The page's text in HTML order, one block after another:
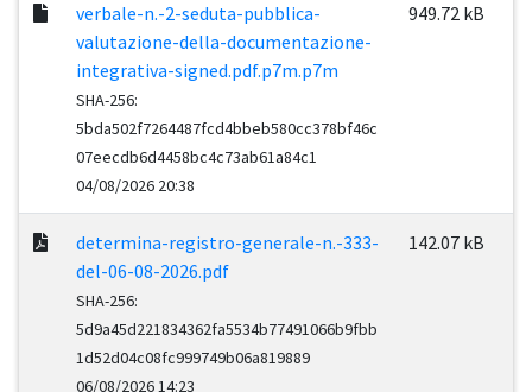
verbale-n.-2-seduta-pubblica-
valutazione-della-documentazione-
integrativa-signed.pdf.p7m.p7m
SHA-256:
5bda502f7264487fcd4bbeb580cc378bf46c
07eecdb6d4458bc4c73ab61a84c1
04/08/2026 20:38
949.72 kB
determina-registro-generale-n.-333-
del-06-08-2026.pdf
SHA-256:
5d9a45d221834362fa5534b77491066b9fbb
1d52d04c08fc999749b06a819889
06/08/2026 14:23
142.07 kB